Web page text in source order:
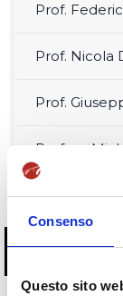
Consenso
Questo sito
Prof.
Prof. Nicola
Prof.
Prof.ssa